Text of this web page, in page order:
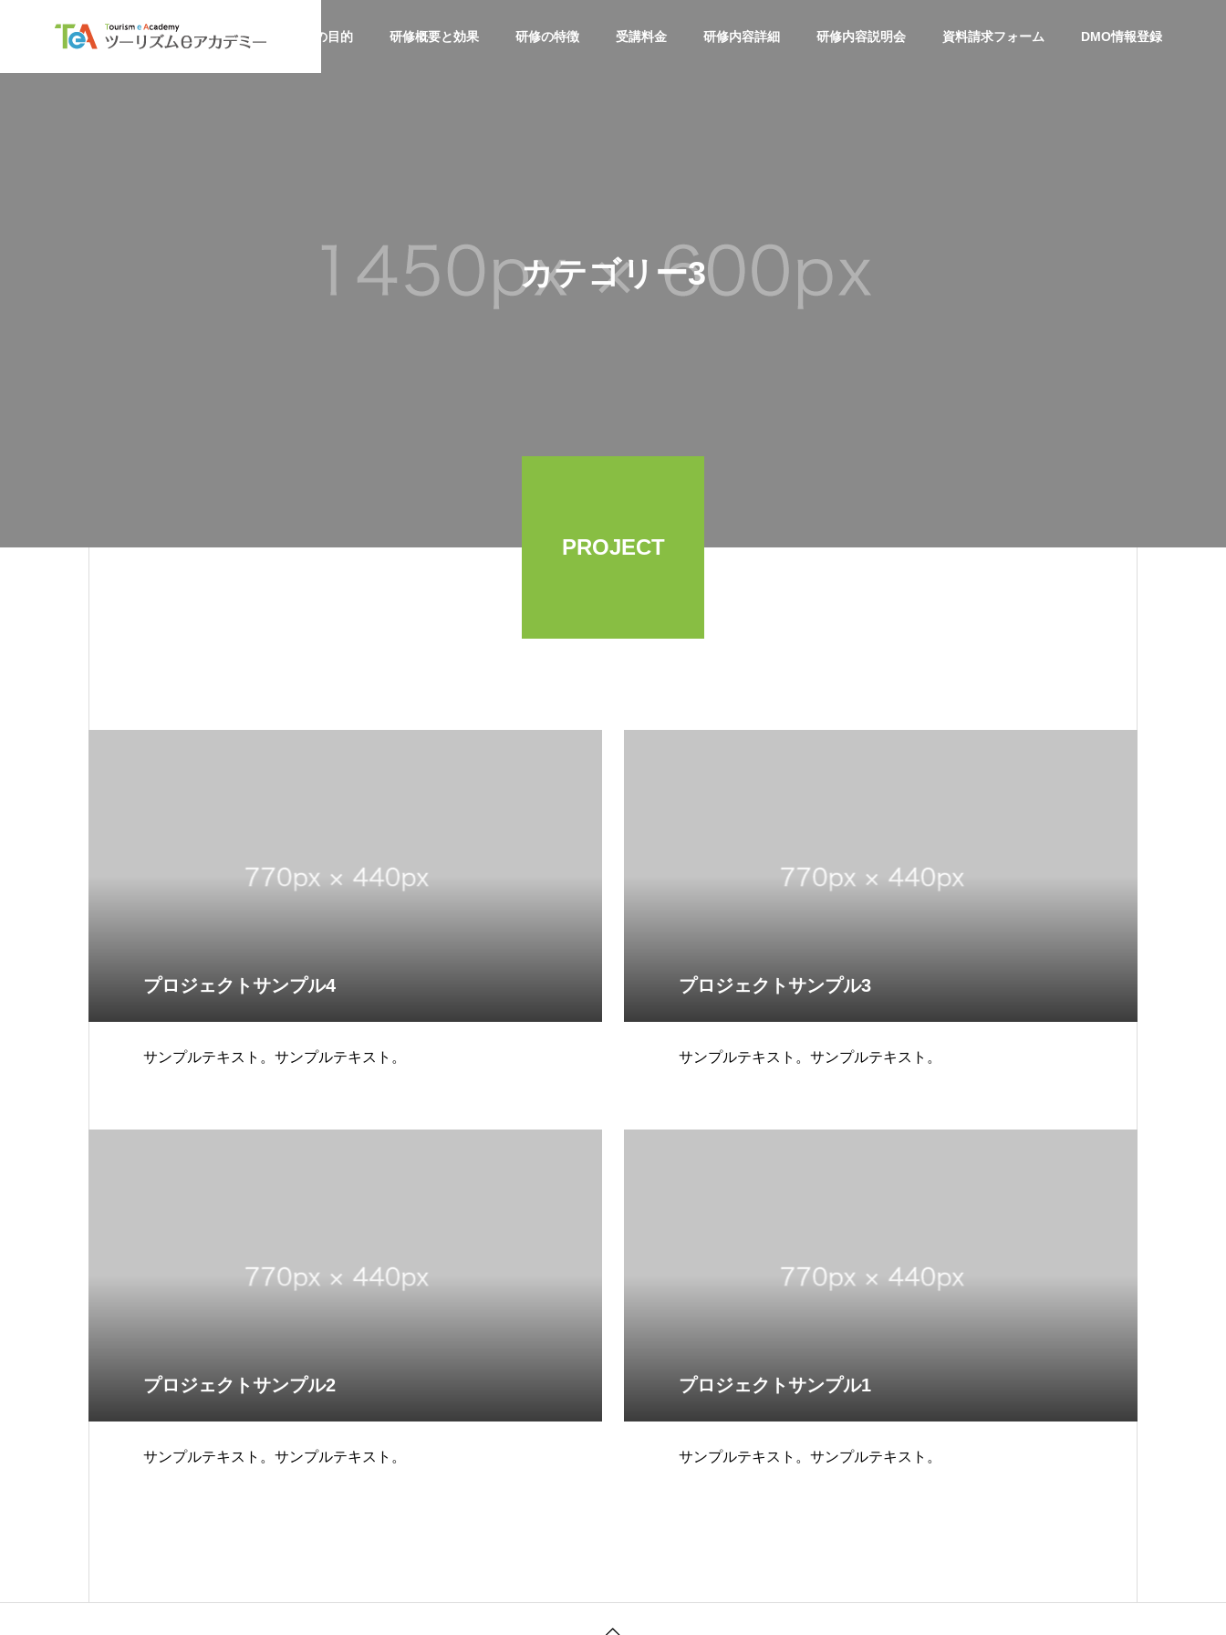
研修の目的 研修概要と効果 研修の特徴 受講料金 研修内容詳細 研修内容説明会 資料請求フォーム DMO情報登録
カテゴリー3
PROJECT
プロジェクトサンプル4
サンプルテキスト。サンプルテキスト。
プロジェクトサンプル3
サンプルテキスト。サンプルテキスト。
プロジェクトサンプル2
サンプルテキスト。サンプルテキスト。
プロジェクトサンプル1
サンプルテキスト。サンプルテキスト。